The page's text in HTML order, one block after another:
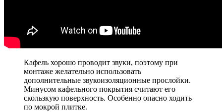
Кафель хорошо проводит звуки, поэтому при
монтаже желательно использовать
дополнительные звукоизоляционные прослойки.
Минусом кафельного покрытия считают его
скользкую поверхность. Особенно опасно ходить
по мокрой плитке.